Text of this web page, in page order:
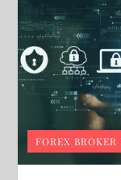
FOREX BROKER